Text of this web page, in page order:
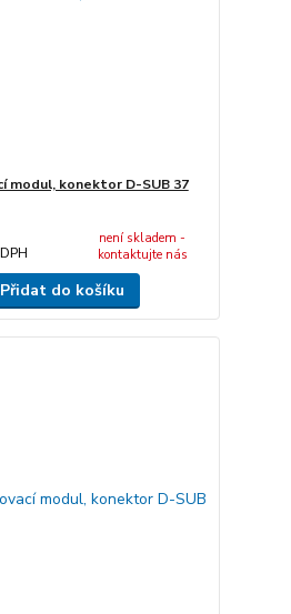
modul, konektor D-SUB 37
není skladem -
kontaktujte nás
Přidat do košíku